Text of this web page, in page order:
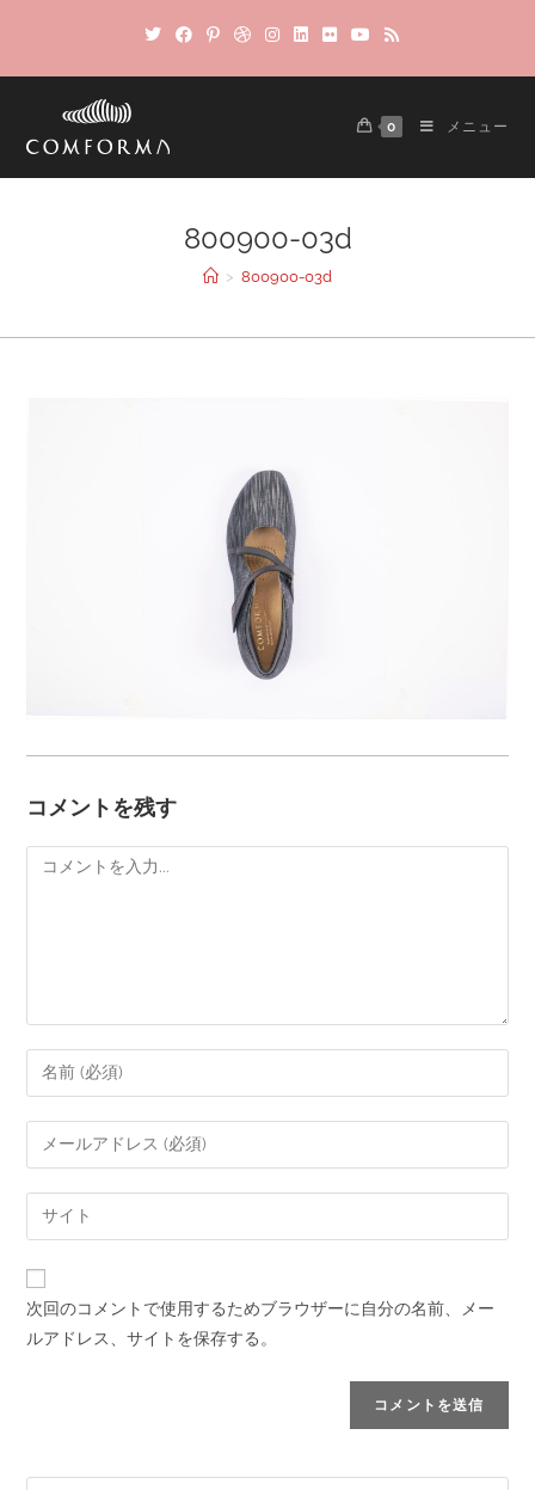
0 メニュー
800900-03d
> 800900-03d
コメントを残す
次回のコメントで使用するためブラウザーに自分の名前、メー
ルアドレス、サイトを保存する。